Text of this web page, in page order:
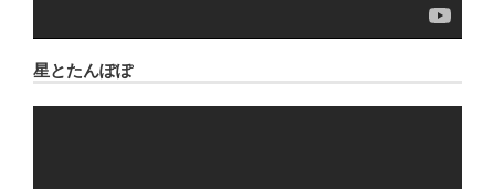
星とたんぽぽ